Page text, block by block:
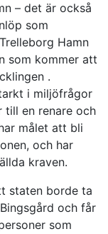
– det är också
som
Hamn
som kommer att
.
i miljöfrågor
till en renare och
målet att bli
och har
kraven.
staten borde ta
och får
som